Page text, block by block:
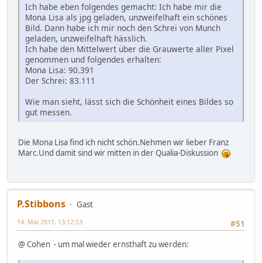
Ich habe eben folgendes gemacht: Ich habe mir die
Mona Lisa als jpg geladen, unzweifelhaft ein schönes
Bild. Dann habe ich mir noch den Schrei von Munch
geladen, unzweifelhaft hässlich.
Ich habe den Mittelwert über die Grauwerte aller Pixel
genommen und folgendes erhalten:
Mona Lisa: 90.391
Der Schrei: 83.111
Wie man sieht, lässt sich die Schönheit eines Bildes so
gut messen.
Die Mona Lisa find ich nicht schön.Nehmen wir lieber Franz
Marc.Und damit sind wir mitten in der Qualia-Diskussion
P.Stibbons
Gast
#51
14. Mai 2011, 13:12:53
@ Cohen - um mal wieder ernsthaft zu werden: